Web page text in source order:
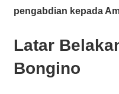
pengabdian kepada
Latar
Bongino